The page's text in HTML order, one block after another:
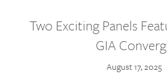
Two Exciting Panels
GIA
August 17, 2025